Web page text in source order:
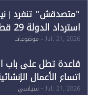
"متصدقش" تنفرد |
وقبول طعن الحكومة
Jul. 21, 2026- موضوعات
قاعدة تطل على
اتساع الأعمال
Jul. 21, 2026- سياسي